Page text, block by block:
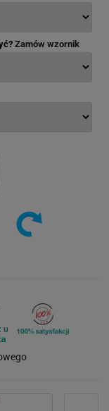
Zamów wzornik